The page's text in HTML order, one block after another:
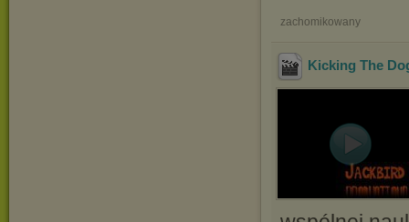
zachomikowany
Kicking The